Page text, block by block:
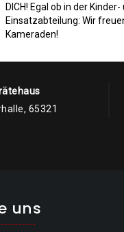
DICH! Egal ob in der
Einsatzabteilung: Wir
Kameraden!
65321
uns